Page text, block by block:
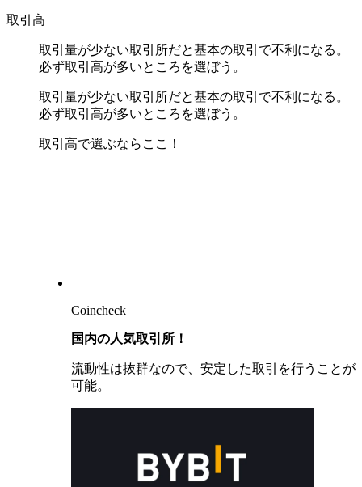
取引高
取引量が少ない取引所だと基本の取引で不利になる。
必ず取引高が多いところを選ぼう。
取引量が少ない取引所だと基本の取引で不利になる。
必ず取引高が多いところを選ぼう。
取引高で選ぶならここ！
Coincheck
国内の人気取引所！
流動性は抜群なので、安定した取引を行うことが
可能。